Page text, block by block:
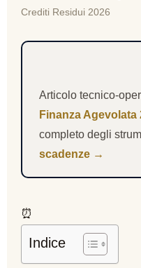
Crediti Residui 2026
Articolo tecnico-
Finanza Agevolata
completo degli
scadenze →
⏰
Indice